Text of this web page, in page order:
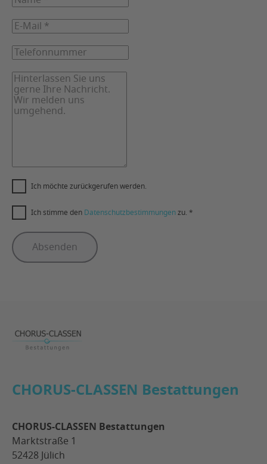
Ich möchte zurückgerufen werden.
Ich stimme den Datenschutzbestimmungenzu. *
Absenden
Footer
CHORUS-CLASSEN Bestattungen
CHORUS-CLASSEN Bestattungen
Marktstraße 1
52428 Jülich